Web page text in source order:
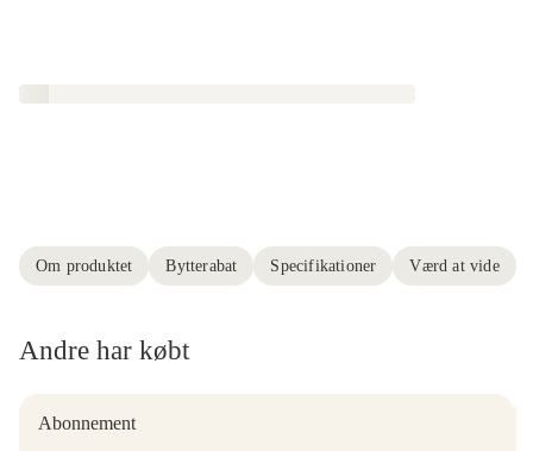
Om produktet Bytterabat Specifikationer Værd at vide
Andre har købt
Abonnement